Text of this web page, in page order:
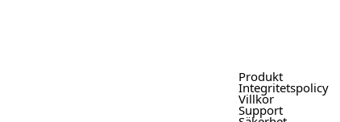
Produkt
Integritetspolicy
Villkor
Support